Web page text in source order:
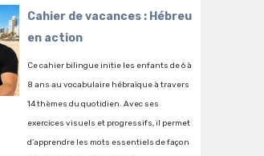
Cahier de vacances : Hébreu
en action
Ce cahier bilingue initie les enfants de 6 à
8 ans au vocabulaire hébraïque à travers
14 thèmes du quotidien. Avec ses
exercices visuels et progressifs, il permet
d’apprendre les mots essentiels de façon